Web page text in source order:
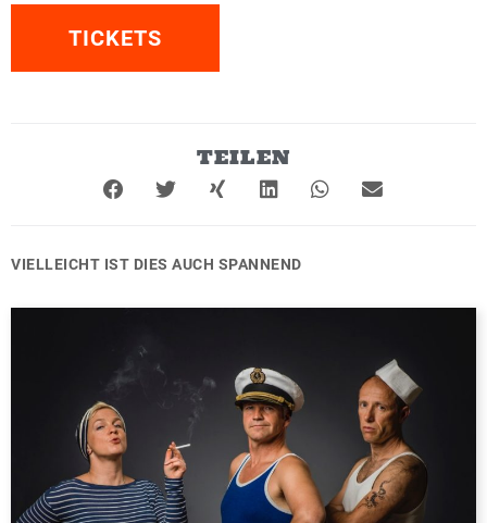
TICKETS
TEILEN
VIELLEICHT IST DIES AUCH SPANNEND